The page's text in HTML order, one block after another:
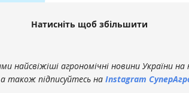
Натисніть щоб збільшити
найсвіжіші агрономічні новини України на
також підписуйтесь на Instagram